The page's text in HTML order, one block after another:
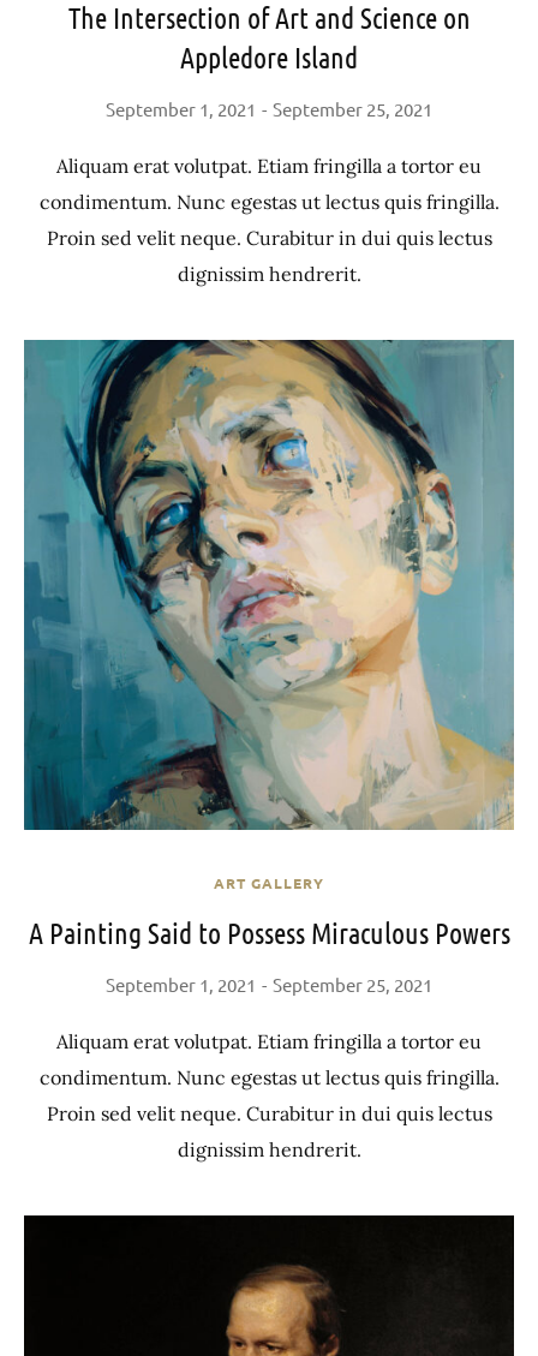
The Intersection of Art and Science on
Appledore Island
September 1, 2021 September 25, 2021
Aliquam erat volutpat. Etiam fringilla a tortor eu
condimentum. Nunc egestas ut lectus quis fringilla.
Proin sed velit neque. Curabitur in dui quis lectus
dignissim hendrerit.
ART GALLERY
A Painting Said to Possess Miraculous Powers
September 1, 2021 September 25, 2021
Aliquam erat volutpat. Etiam fringilla a tortor eu
condimentum. Nunc egestas ut lectus quis fringilla.
Proin sed velit neque. Curabitur in dui quis lectus
dignissim hendrerit.